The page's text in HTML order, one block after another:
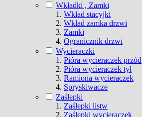
Wkładki , Zamki
Wkład stacyjki
Wkład zamka drzwi
Zamki
Ogranicznik drzwi
Wycieraczki
Pióra wycieraczek przód
Pióra wycieraczek tył
Ramiona wycieraczek
Spryskiwacze
Zaślepki
Zaślepki listw
Zaślepki wycieraczek